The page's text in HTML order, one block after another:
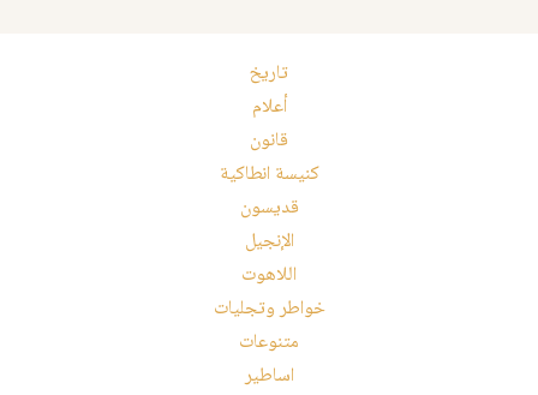
تاريخ
أعلام
قانون
كنيسة انطاكية
قديسون
الإنجيل
اللاهوت
خواطر وتجليات
متنوعات
اساطير